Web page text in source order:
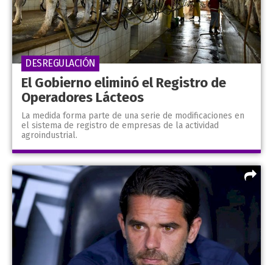
El Gobierno eliminó el Registro de
Operadores Lácteos
La medida forma parte de una serie de modificaciones en
el sistema de registro de empresas de la actividad
agroindustrial.
DESREGULACIÓN